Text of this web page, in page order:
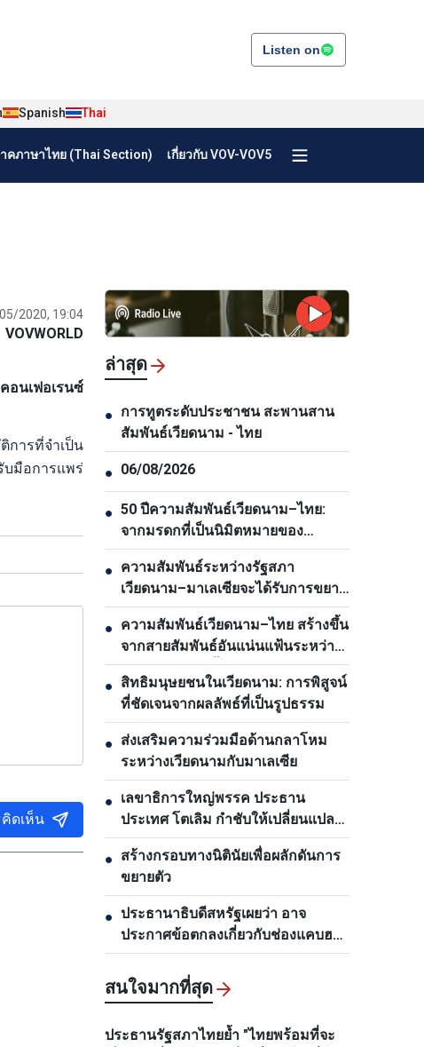
Listen on
Spanish Thai
คภาษาไทย (Thai Section) เกี่ยวกับ VOV-VOV5
2020, 19:04
VOVWORLD
อนเฟอเรนซ์
การที่จำเป็น
มือการแพร่
ดเห็น
ล่าสุด
● การทูตระดับประชาชน สะพานสาน
สัมพันธ์เวียดนาม - ไทย
● 06/08/2026
● 50 ปีความสัมพันธ์เวียดนาม–ไทย:
จากมรดกที่เป็นนิมิตหมายของ
ประธานโฮจิมินห์สู่ตวามเป็นหุ้นส่วน
ยุทธศาสตร์รอบด้าน
● ความสัมพันธ์ระหว่างรัฐสภา
เวียดนาม–มาเลเซียจะได้รับการขยาย
อย่างต่อเนื่อง
● ความสัมพันธ์เวียดนาม–ไทย สร้างขึ้น
จากสายสัมพันธ์อันแน่นแฟ้นระหว่าง
ประชาชนของทั้งสองประเทศ
● สิทธิมนุษยชนในเวียดนาม: การพิสูจน์
ที่ชัดเจนจากผลลัพธ์ที่เป็นรูปธรรม
● ส่งเสริมความร่วมมือด้านกลาโหม
ระหว่างเวียดนามกับมาเลเซีย
● เลขาธิการใหญ่พรรค ประธาน
ประเทศ โตเลิม กำชับให้เปลี่ยนแปลง
งานด้านการวางแผนและพัฒนา
โครงสร้างพื้นฐาน
● สร้างกรอบทางนิตินัยเพื่อผลักดันการ
ขยายตัว
● ประธานาธิบดีสหรัฐเผยว่า อาจ
ประกาศข้อตกลงเกี่ยวกับช่องแคบฮอร์
มุซภายใน 48 ชั่วโมงข้างหน้า
สนใจมากที่สุด
ประธานรัฐสภาไทยย้ำ "ไทยพร้อมที่จะ